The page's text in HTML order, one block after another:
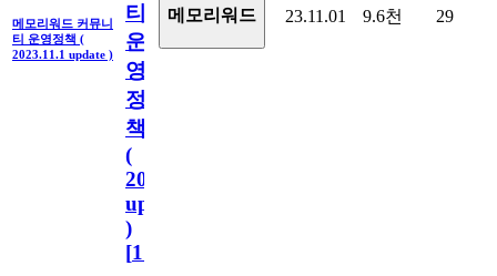
메모리워드 커뮤니
티 운영정책 (
2023.11.1 update )
티
운
영
정
책
(
2023.11.1
update
)
[110
메모리워드 23.11.01 9.6천 29